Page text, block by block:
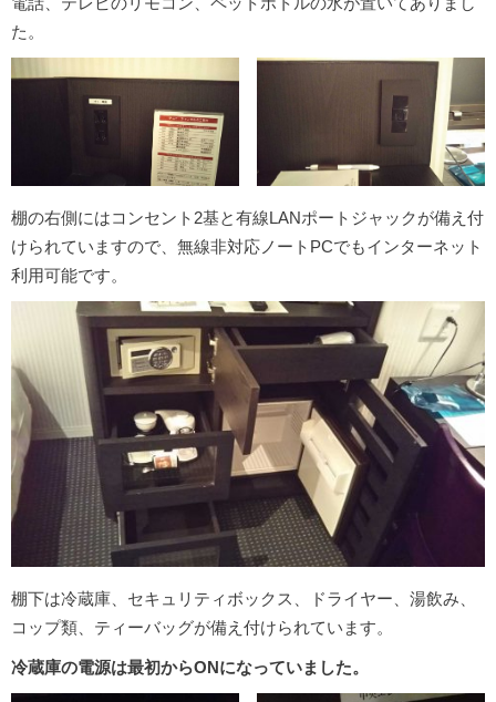
た。
棚の右側にはコンセント2基と有線LANポートジャックが備え付
けられていますので、無線非対応ノートPCでもインターネット
利用可能です。
棚下は冷蔵庫、セキュリティボックス、ドライヤー、湯飲み、
コップ類、ティーバッグが備え付けられています。
冷蔵庫の電源は最初からONになっていました。